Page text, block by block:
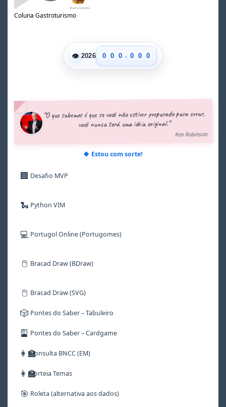
Coluna Gastroturismo
👁 2026
0
1
6
7
0
1
6
7
0
1
6
7
. 0
1
6
7
0
1
6
7
0
1
6
7
“O que sabemos é que se você não estiver preparado para errar,
você nunca terá uma ideia original.”
Ken Robinson
🍀 Estou com sorte!
🏢 Desafio MVP
🐍 Python VIM
💻 Portugol Online (Portugomes)
🖱️ Bracad Draw (BDraw)
🖱️ Bracad Draw (SVG)
🎲 Pontes do Saber – Tabuleiro
🎴 Pontes do Saber – Cardgame
👩‍🏫Consulta BNCC (EM)
👩‍🏫Sorteia Temas
🎯 Roleta (alternativa aos dados)